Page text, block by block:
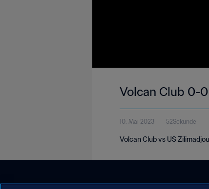
Volcan Club 0-
10. Mai 2023 52Sekunde
Volcan Club vs US